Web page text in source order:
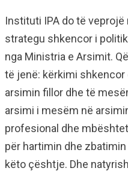
Instituti IPA do të
strategu shkencor i
nga Ministria e Arsimit.
të jenë: kërkimi
arsimin fillor dhe të
arsimi i mesëm në
profesional dhe
për hartimin dhe
këto çështje. Dhe